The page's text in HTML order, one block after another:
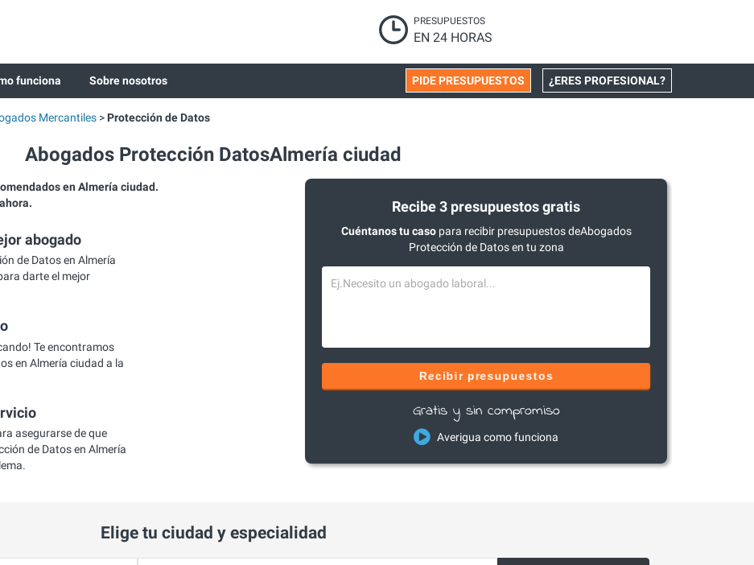
PRESUPUESTOS
EN 24 HORAS
funciona Sobre nosotros ¿ERES PROFESIONAL?
PIDE PRESUPUESTOS
Mercantiles Protección de Datos
Abogados Protección DatosAlmería ciudad
en Almería ciudad.
abogado
de Datos en Almería
darte el mejor
Te encontramos
en Almería ciudad a la
asegurarse de que
de Datos en Almería
Recibe 3 presupuestos gratis
Cuéntanos tu casopara recibir presupuestos deAbogados
Protección de Datos en tu zona
Recibir presupuestos
Gratis y sin compromiso
Averigua como funciona
Elige tu ciudad y especialidad